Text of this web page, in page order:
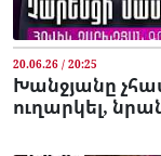
20.06.26 / 20:25
Խանջյանը
ուղարկել,